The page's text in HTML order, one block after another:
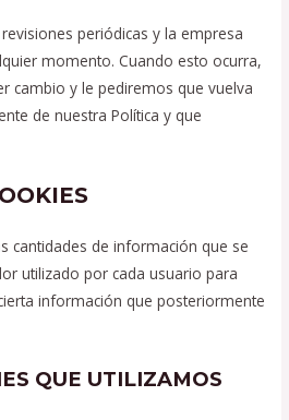
periódicas y la empresa
momento. Cuando esto ocurra,
cambio y le pediremos que vuelva
de nuestra Política y que
cantidades de información que se
utilizado por cada usuario para
información que posteriormente
QUE UTILIZAMOS